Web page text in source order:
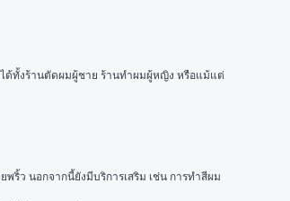
ด้ทั้งร้านตัดผมผู้ชาย ร้านทำผมผู้หญิง หรือแม้แต่
พริ้ว นอกจากนี้ยังมีบริการเสริม เช่น การทำสีผม